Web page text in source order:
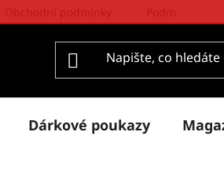
Dárkové poukazy